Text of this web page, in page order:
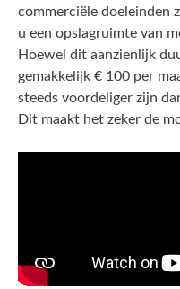
commerciële doeleinden
u een opslagruimte van
Hoewel dit aanzienlijk
gemakkelijk € 100 per
steeds voordeliger zijn
Dit maakt het zeker de